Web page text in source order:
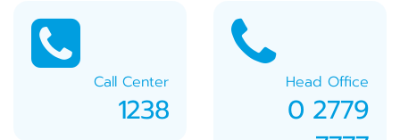
Call Center
1238
Head Office
0 2779